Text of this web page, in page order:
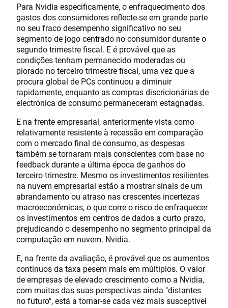
Para Nvidia especificamente, o enfraquecimento dos
gastos dos consumidores reflecte-se em grande parte
no seu fraco desempenho significativo no seu
segmento de jogo centrado no consumidor durante o
segundo trimestre fiscal. E é provável que as
condições tenham permanecido moderadas ou
piorado no terceiro trimestre fiscal, uma vez que a
procura global de PCs continuou a diminuir
rapidamente, enquanto as compras discricionárias de
electrónica de consumo permaneceram estagnadas.
E na frente empresarial, anteriormente vista como
relativamente resistente à recessão em comparação
com o mercado final de consumo, as despesas
também se tornaram mais conscientes com base no
feedback durante a última época de ganhos do
terceiro trimestre. Mesmo os investimentos resilientes
na nuvem empresarial estão a mostrar sinais de um
abrandamento ou atraso nas crescentes incertezas
macroeconómicas, o que corre o risco de enfraquecer
os investimentos em centros de dados a curto prazo,
prejudicando o desempenho no segmento principal da
computação em nuvem. Nvidia.
E, na frente da avaliação, é provável que os aumentos
contínuos da taxa pesem mais em múltiplos. O valor
de empresas de elevado crescimento como a Nvidia,
com muitas das suas perspectivas ainda "distantes
no futuro", está a tornar-se cada vez mais susceptível